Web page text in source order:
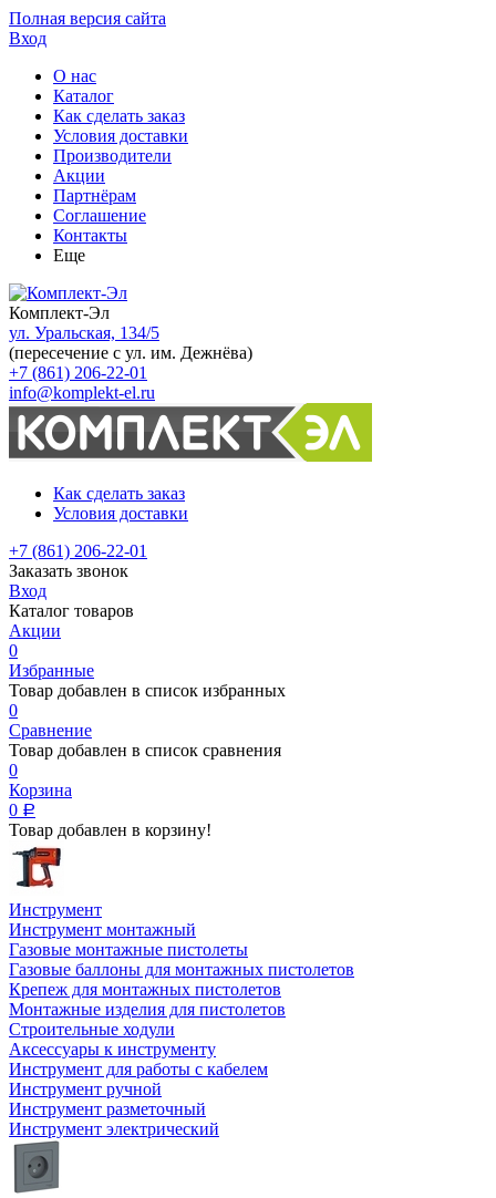
Полная версия сайта
Вход
О нас
Каталог
Как сделать заказ
Условия доставки
Производители
Акции
Партнёрам
Соглашение
Контакты
Еще
Комплект-Эл
ул. Уральская, 134/5
(пересечение с ул. им. Дежнёва)
+7 (861) 206-22-01
info@komplekt-el.ru
Как сделать заказ
Условия доставки
+7 (861) 206-22-01
Заказать звонок
Вход
Каталог товаров
Акции
0
Избранные
Товар добавлен в список избранных
0
Сравнение
Товар добавлен в список сравнения
0
Корзина
0 Р
Товар добавлен в корзину!
Инструмент
Инструмент монтажный
Газовые монтажные пистолеты
Газовые баллоны для монтажных пистолетов
Крепеж для монтажных пистолетов
Монтажные изделия для пистолетов
Строительные ходули
Аксессуары к инструменту
Инструмент для работы с кабелем
Инструмент ручной
Инструмент разметочный
Инструмент электрический